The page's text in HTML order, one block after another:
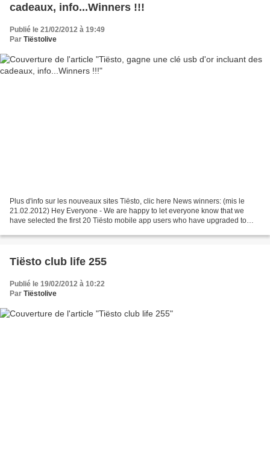
cadeaux, info...Winners !!!
Publié le 21/02/2012 à 19:49
Par Tiëstolive
Plus d'info sur les nouveaux sites Tiësto, clic here News winners: (mis le
21.02.2012) Hey Everyone - We are happy to let everyone know that we
have selected the first 20 Tiësto mobile app users who have upgraded to
Tiësto club life 255
Publié le 19/02/2012 à 10:22
Par Tiëstolive